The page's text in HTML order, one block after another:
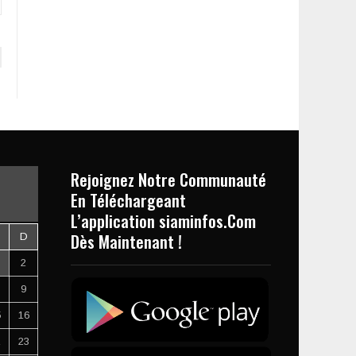
D
2
9
16
23
Rejoignez Notre Communauté
En Téléchargeant
L’application siaminfos.Com
Dès Maintenant !